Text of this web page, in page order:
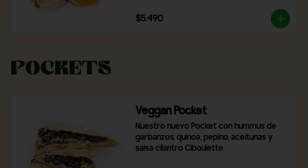
$5.490
Pockets
Veggan Pocket
Nuestro nuevo Pocket con hummus de
garbanzos, quinoa, pepino, aceitunas y
salsa cilantro Ciboulette